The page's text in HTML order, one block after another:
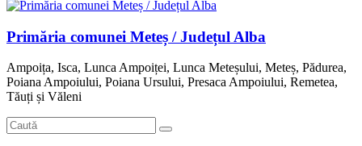
Primăria comunei Meteș / Județul Alba
Ampoița, Isca, Lunca Ampoiței, Lunca Meteșului, Meteș, Pădurea,
Poiana Ampoiului, Poiana Ursului, Presaca Ampoiului, Remetea,
Tăuți și Văleni